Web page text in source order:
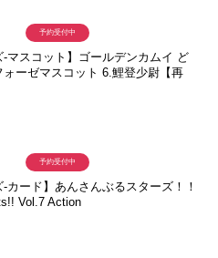
-マスコット】ゴールデンカムイ ど
ォーゼマスコット 6.鯉登少尉【再
予約受付中
-カード】あんさんぶるスターズ！！
Vol.7 Action
予約受付中